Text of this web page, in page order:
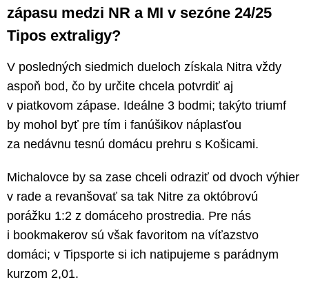
zápasu medzi NR a MI v sezóne 24/25
Tipos extraligy?
V posledných siedmich dueloch získala Nitra vždy
aspoň bod, čo by určite chcela potvrdiť aj
v piatkovom zápase. Ideálne 3 bodmi; takýto triumf
by mohol byť pre tím i fanúšikov náplasťou
za nedávnu tesnú domácu prehru s Košicami.
Michalovce by sa zase chceli odraziť od dvoch výhier
v rade a revanšovať sa tak Nitre za októbrovú
porážku 1:2 z domáceho prostredia. Pre nás
i bookmakerov sú však favoritom na víťazstvo
domáci; v Tipsporte si ich natipujeme s parádnym
kurzom 2,01.